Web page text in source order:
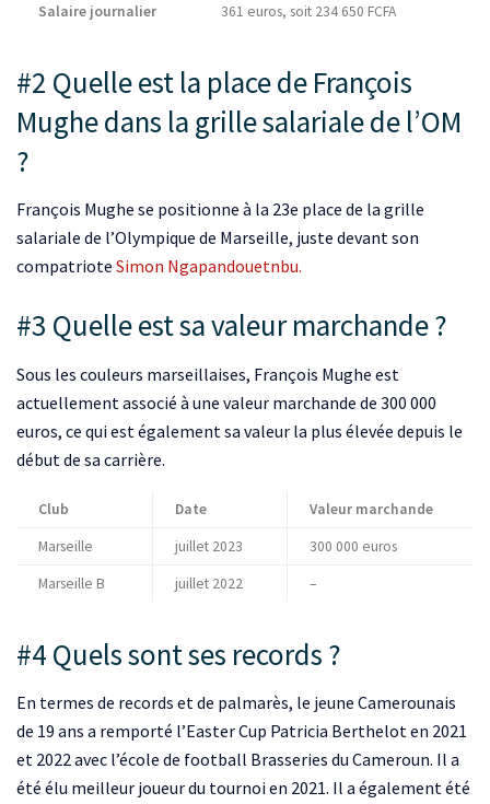
Salaire journalier 361 euros, soit 234 650 FCFA
#2 Quelle est la place de François
Mughe dans la grille salariale de l’OM
?
François Mughe se positionne à la 23e place de la grille
salariale de l’Olympique de Marseille, juste devant son
compatriote Simon Ngapandouetnbu.
#3 Quelle est sa valeur marchande ?
Sous les couleurs marseillaises, François Mughe est
actuellement associé à une valeur marchande de 300 000
euros, ce qui est également sa valeur la plus élevée depuis le
début de sa carrière.
Club Date
Valeur marchande
Marseille
juillet 2023
300 000 euros
Marseille B
juillet 2022 –
#4 Quels sont ses records ?
En termes de records et de palmarès, le jeune Camerounais
de 19 ans a remporté l’Easter Cup Patricia Berthelot en 2021
et 2022 avec l’école de football Brasseries du Cameroun. Il a
été élu meilleur joueur du tournoi en 2021. Il a également été